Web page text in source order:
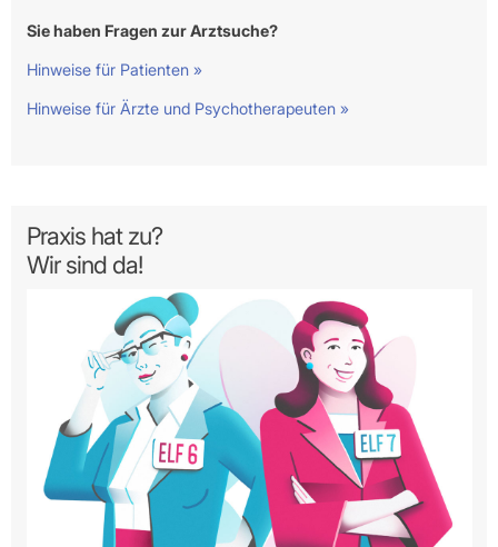
Sie haben Fragen zur Arztsuche?
Hinweise für Patienten »
Hinweise für Ärzte und Psychotherapeuten »
Praxis hat zu?
Wir sind da!